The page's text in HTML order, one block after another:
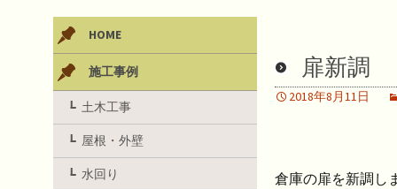
扉新調
2018年8月11日
倉庫の扉を新調し
HOME
施工事例
土木工事
屋根・外壁
水回り